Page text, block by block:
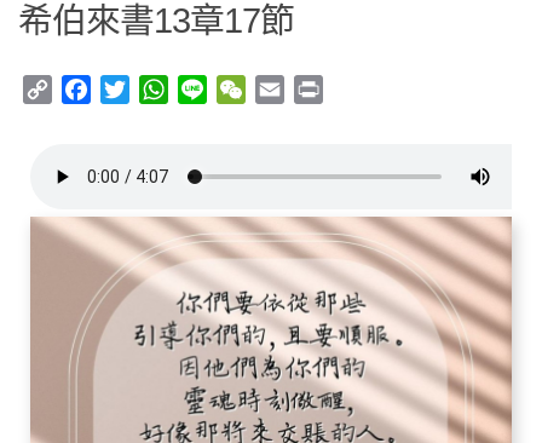
希伯來書13章17節
Copy
Facebook
TwitterWhatsApp
Line WeChat
Email